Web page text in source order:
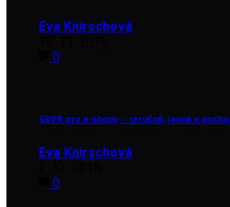
Eva Knirschová
0
GDPR pro e-shopy – stručně, jasně a
Eva Knirschová
0